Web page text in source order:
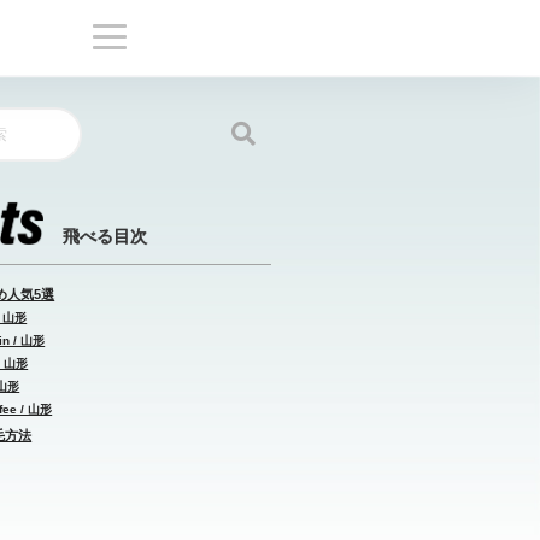
人気5選
形
/ 山形
山形
形
/ 山形
方法